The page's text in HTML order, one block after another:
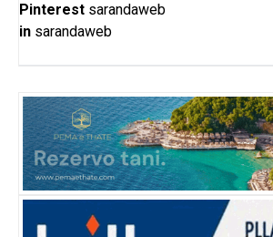
Pinterest sarandaweb
in sarandaweb